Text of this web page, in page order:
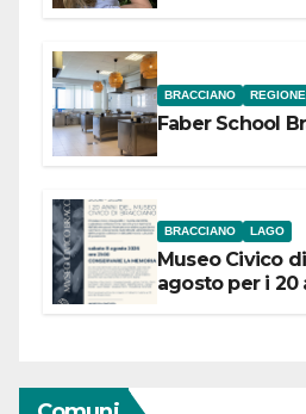
BRACCIANO
Faber School
BRACCIANO LAGO
Museo Civico
agosto per i